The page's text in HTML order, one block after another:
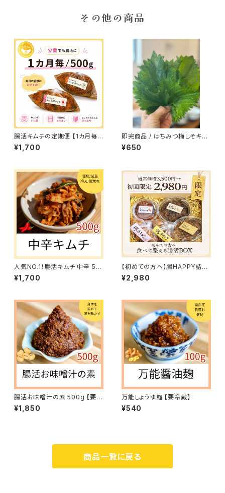
その他の商品
腸活キムチの定期便 【1カ月毎/
500g】
¥1,700
即完商品 / はちみつ梅しそキム
チ 【冷蔵】
¥650
人気NO.1！腸活キムチ 中辛 50
0ｇ 【冷蔵】
¥1,700
【初めての方へ】腸HAPPY詰め
合わせBOX 冷蔵
¥2,980
腸活お味噌汁の素 500g 【要冷
蔵】
¥1,850
万能しょうゆ麹 【要冷蔵】
¥540
商品一覧に戻る